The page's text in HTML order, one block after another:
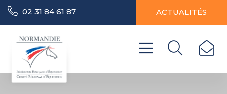
02 31 84 61 87 ACTUALITÉS